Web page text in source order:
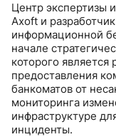
Центр экспертизы
Axoft и
информационной
начале
которого
предоставления
банкоматов от
мониторинга
инфраструктуре
инциденты.